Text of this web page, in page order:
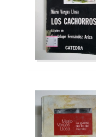
Ensayo literario
Física y química
Guerra Civil Española